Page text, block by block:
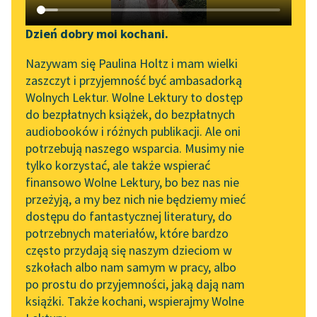
Katalog DAISY
Podkasty o książkach
Zgłoś brak utworu
Aktualności
„Prokurator Alicja Horn”
do słuchania
Byliśmy częścią AI Impact
Lab
Zapraszamy na spotkanie
online z tłumaczkami
literatury skandynawskiej
Spotkanie z Katarzyną
Tunkiel w Oslo
102. lata temu zmarł
Joseph Conrad
Narzędzia
Mapa Wolnych Lektur
Leśmianator
Przewodnik dla piszących i
czytających
API
OAI-PMH
Widget Wolnych Lektur
Przypisy
Dzień dobry moi kochani.
Nazywam się Paulina Holtz i mam wielki
zaszczyt i przyjemność być ambasadorką
Wolnych Lektur. Wolne Lektury to dostęp
do bezpłatnych książek, do bezpłatnych
audiobooków i różnych publikacji. Ale oni
potrzebują naszego wsparcia. Musimy nie
tylko korzystać, ale także wspierać
finansowo Wolne Lektury, bo bez nas nie
przeżyją, a my bez nich nie będziemy mieć
dostępu do fantastycznej literatury, do
potrzebnych materiałów, które bardzo
często przydają się naszym dzieciom w
szkołach albo nam samym w pracy, albo
po prostu do przyjemności, jaką dają nam
książki. Także kochani, wspierajmy Wolne
pobierz audiobook
pobierz książkę
Robert Koszucki , reż. Rafał Poławski
1×